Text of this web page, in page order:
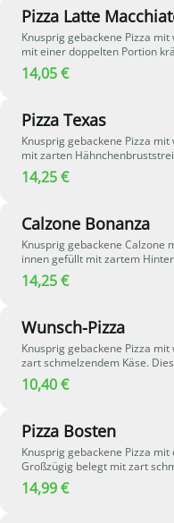
Pizza Latte
Knusprig gebackene Pizza
mit einer doppelten Portion
Käse - besonders herzhaft und
14,05 €
Pizza Texas
Knusprig gebackene Pizza
mit zarten
schmelzendem Käse. Die
milden, cremigen und
14,25 €
Calzone Bonanza
Knusprig gebackene Calzone
innen gefüllt mit zartem
schmelzendem Käse. Außen
überbacken, wodurch die
14,25 €
Wunsch-Pizza
Knusprig gebackene Pizza
zart schmelzendem Käse.
Geschmack individuell belegt
einfach selbst zusammen.
10,40 €
Pizza Bosten
Knusprig gebackene Pizza
Großzügig belegt mit zart
Chicken-Stücken und
für eine leichte Würze,
14,99 €